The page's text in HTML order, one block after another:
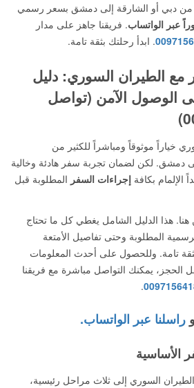
من دبي أو الشارقة إلى دمشق بسعر رسمي
عبر الواتساب. فريقنا جاهز على مدار
. ابدأ رحلتك بثقة تامة.
مع الطيران السوري: دليل
الوصول الآمن (تواصل
خياراً موثوقاً ومباشراً للكثير من
دمشق. لكن لضمان تجربة سفر هادئة وخالية
بكافة إجراءات السفر المطلوبة قبل
هذا الدليل الشامل يغطي كل ما تحتاج
المطلوبة وحتى تفاصيل الأمتعة
تامة. وللحصول على أحدث المعلومات
الحجز، يمكنك التواصل مباشرة مع فريقنا
.
راسلنا عبر الواتساب.
الأساسية
السوري إلى ثلاث مراحل رئيسية،